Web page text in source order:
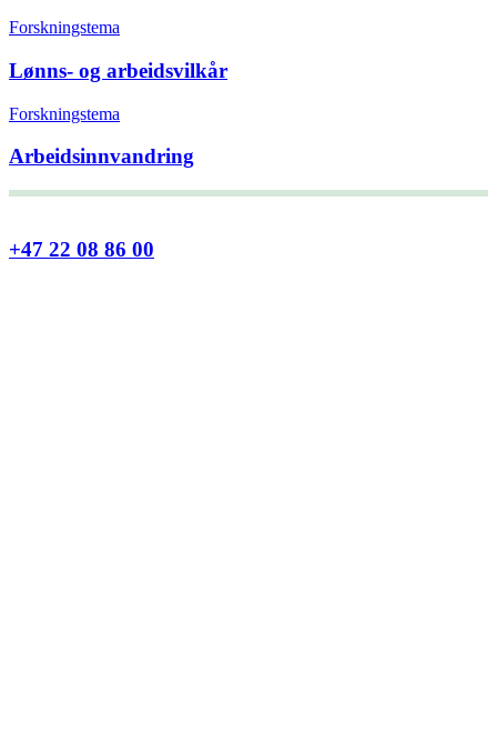
Forskningstema
Lønns- og arbeidsvilkår
Forskningstema
Arbeidsinnvandring
+47 22 08 86 00